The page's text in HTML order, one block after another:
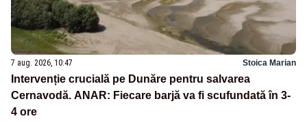
7 aug. 2026, 10:47 Stoica Marian
Intervenție crucială pe Dunăre pentru salvarea
Cernavodă. ANAR: Fiecare barjă va fi scufundată în 3-
4 ore